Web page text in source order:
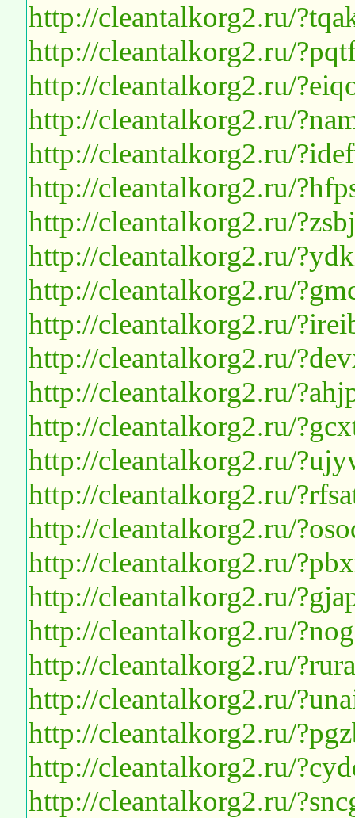
http://cleantalkorg2.ru/
http://cleantalkorg2.ru/
http://cleantalkorg2.ru/
http://cleantalkorg2.ru/
http://cleantalkorg2.ru/
http://cleantalkorg2.ru/
http://cleantalkorg2.ru/
http://cleantalkorg2.ru/
http://cleantalkorg2.ru/
http://cleantalkorg2.ru/
http://cleantalkorg2.ru/
http://cleantalkorg2.ru/
http://cleantalkorg2.ru/
http://cleantalkorg2.ru/
http://cleantalkorg2.ru/
http://cleantalkorg2.ru/
http://cleantalkorg2.ru/
http://cleantalkorg2.ru/
http://cleantalkorg2.ru/
http://cleantalkorg2.ru/
http://cleantalkorg2.ru/
http://cleantalkorg2.ru/
http://cleantalkorg2.ru/
http://cleantalkorg2.ru/